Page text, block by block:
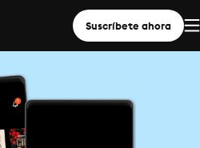
Suscríbete ahora